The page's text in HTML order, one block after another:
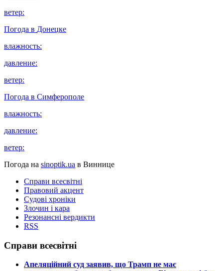
ветер:
Погода в Донецке
влажность:
давление:
ветер:
Погода в Симферополе
влажность:
давление:
ветер:
Погода на sinoptik.ua в Виннице
Справи всесвітні
Правовий акцент
Судові хроніки
Злочин і кара
Резонансні вердикти
RSS
Справи всесвітні
​Апеляційний суд заявив, що Трамп не має